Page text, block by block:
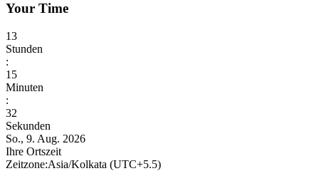
Your Time
13
Stunden
:
15
Minuten
:
34
Sekunden
So., 9. Aug. 2026
Ihre Ortszeit
Zeitzone:Asia/Kolkata (UTC+5.5)